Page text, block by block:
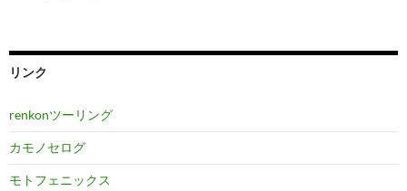
リンク
renkonツーリング
カモノセログ
モトフェニックス